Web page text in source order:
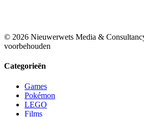
© 2026 Nieuwerwets Media &
voorbehouden
Categorieën
Games
Pokémon
LEGO
Films